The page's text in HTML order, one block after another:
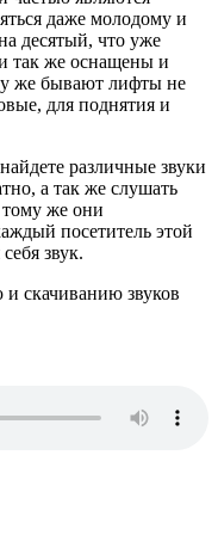
даже молодому и
десятый, что уже
так же оснащены и
же бывают лифты не
для поднятия и
различные звуки
а так же слушать
же они
посетитель этой
звук.
скачиванию звуков